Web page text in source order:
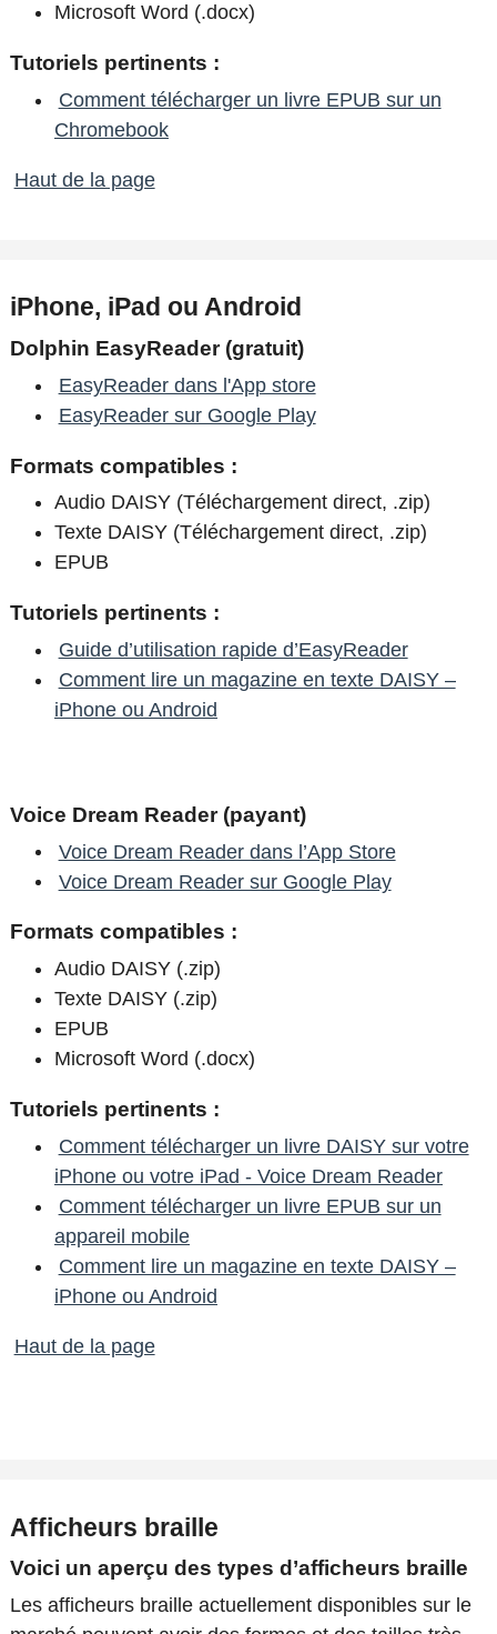
Microsoft Word (.docx)
Tutoriels pertinents :
Comment télécharger un livre EPUB sur un
Chromebook
Haut de la page
iPhone, iPad ou Android
Dolphin EasyReader (gratuit)
EasyReader dans l'App store
EasyReader sur Google Play
Formats compatibles :
Audio DAISY (Téléchargement direct, .zip)
Texte DAISY (Téléchargement direct, .zip)
EPUB
Tutoriels pertinents :
Guide d’utilisation rapide d’EasyReader
Comment lire un magazine en texte DAISY –
iPhone ou Android
Voice Dream Reader (payant)
Voice Dream Reader dans l’App Store
Voice Dream Reader sur Google Play
Formats compatibles :
Audio DAISY (.zip)
Texte DAISY (.zip)
EPUB
Microsoft Word (.docx)
Tutoriels pertinents :
Comment télécharger un livre DAISY sur votre
iPhone ou votre iPad - Voice Dream Reader
Comment télécharger un livre EPUB sur un
appareil mobile
Comment lire un magazine en texte DAISY –
iPhone ou Android
Haut de la page
Afficheurs braille
Voici un aperçu des types d’afficheurs braille
Les afficheurs braille actuellement disponibles sur le